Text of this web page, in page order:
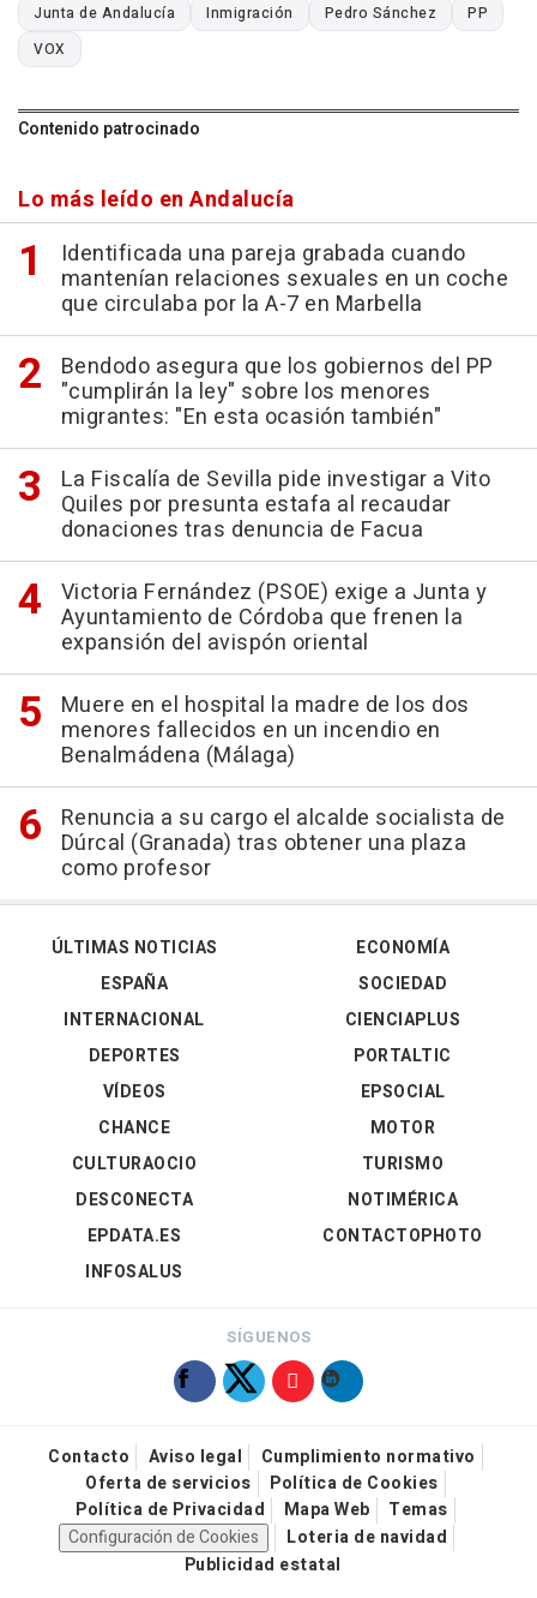
Junta de Andalucía Inmigración Pedro Sánchez
PP
VOX
Contenido patrocinado
Lo más leído en Andalucía
Identificada una pareja grabada cuando
mantenían relaciones sexuales en un coche
que circulaba por la A-7 en Marbella
Bendodo asegura que los gobiernos del PP
"cumplirán la ley" sobre los menores
migrantes: "En esta ocasión también"
La Fiscalía de Sevilla pide investigar a Vito
Quiles por presunta estafa al recaudar
donaciones tras denuncia de Facua
Victoria Fernández (PSOE) exige a Junta y
Ayuntamiento de Córdoba que frenen la
expansión del avispón oriental
Muere en el hospital la madre de los dos
menores fallecidos en un incendio en
Benalmádena (Málaga)
Renuncia a su cargo el alcalde socialista de
Dúrcal (Granada) tras obtener una plaza
como profesor
ÚLTIMAS NOTICIAS
ESPAÑA
INTERNACIONAL
DEPORTES
VÍDEOS
ECONOMÍA
SOCIEDAD
CIENCIAPLUS
PORTALTIC
EPSOCIAL
CHANCE
CULTURAOCIO
DESCONECTA
EPDATA.ES
INFOSALUS
MOTOR
TURISMO
NOTIMÉRICA
CONTACTOPHOTO
SÍGUENOS
Contacto Aviso legal
Cumplimiento normativo
Oferta de servicios
Política de Cookies
Política de Privacidad
Mapa Web
Temas
Configuración de Cookies
Loteria de navidad
Publicidad estatal